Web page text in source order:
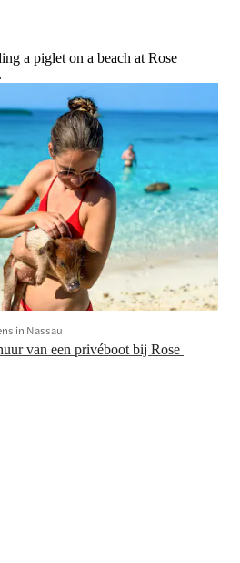
a piglet on a beach at Rose
van een privéboot bij Rose
in Nassau